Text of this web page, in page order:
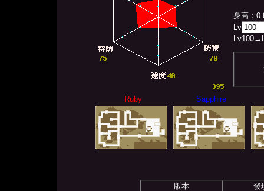
身高：
Lv
Lv100
Ruby Sapphire
版本
發